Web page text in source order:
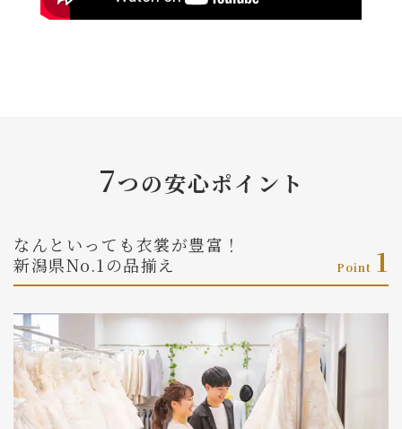
7つの安心ポイント
Point 1
なんといっても衣裳が豊富！
新潟県No.1の品揃え